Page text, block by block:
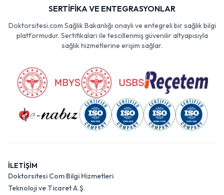
SERTİFİKA VE ENTEGRASYONLAR
Doktorsitesi.com Sağlık Bakanlığı onaylı ve entegreli bir sağlık bilgi
platformudur. Sertifikaları ile tescillenmiş güvenilir altyapısıyla
sağlık hizmetlerine erişim sağlar.
İLETİŞİM
Doktorsitesi Com Bilgi Hizmetleri
Teknoloji ve Ticaret A.Ş.